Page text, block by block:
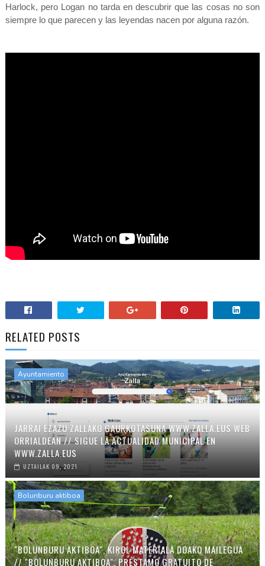
Harlock, pero Logan no tarda en descubrir que las cosas no son
siempre lo que parecen y las leyendas nacen por alguna razón.
RELATED POSTS
Ayuntamiento
JARRAI EZAZU ZALLAKO GAURKOTASUNA WWW.ZALLA.EUS WEB
ORRIALDEAN // SIGUE LA ACTUALIDAD MUNICIPAL EN
WWW.ZALLA.EUS
UZTAILAK 09, 2021
Bolunburu aktiboa
"BOLUNBURU AKTIBOA", KIROL MATERIALA DOAKO MAILEGUA
// "BOLUNBURU AKTIBOA", PRÉSTAMO GRATUITO DE